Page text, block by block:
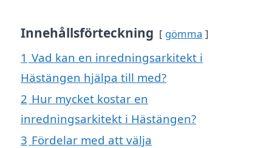
Innehållsförteckning gömma
1 Vad kan en inredningsarkitekt i
Hästängen hjälpa till med?
2 Hur mycket kostar en
inredningsarkitekt i Hästängen?
3 Fördelar med att välja